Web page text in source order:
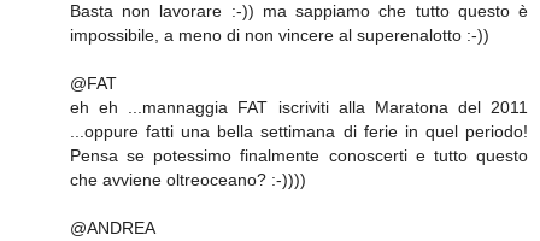
Basta non lavorare :-)) ma sappiamo che tutto questo è
impossibile, a meno di non vincere al superenalotto :-))
@FAT
eh eh ...mannaggia FAT iscriviti alla Maratona del 2011
...oppure fatti una bella settimana di ferie in quel periodo!
Pensa se potessimo finalmente conoscerti e tutto questo
che avviene oltreoceano? :-))))
@ANDREA